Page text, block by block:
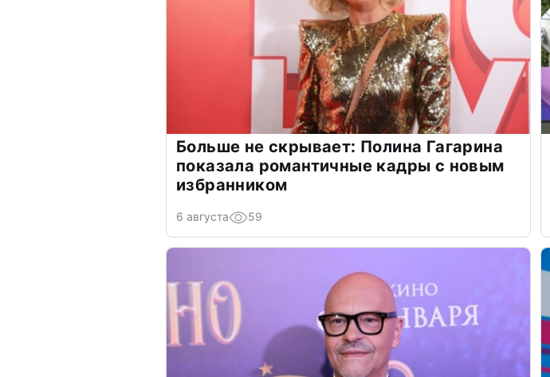
Больше не скрывает: Полина Гагарина
показала романтичные кадры с новым
избранником
6 августа 59